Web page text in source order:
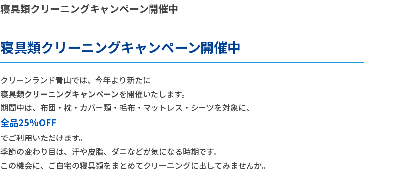
寝具類クリーニングキャンペーン開催中
寝具類クリーニングキャンペーン開催中
クリーンランド青山では、今年より新たに
寝具類クリーニングキャンペーンを開催いたします。
期間中は、布団・枕・カバー類・毛布・マットレス・シーツを対象に、
全品25%OFF
でご利用いただけます。
季節の変わり目は、汗や皮脂、ダニなどが気になる時期です。
この機会に、ご自宅の寝具類をまとめてクリーニングに出してみませんか。